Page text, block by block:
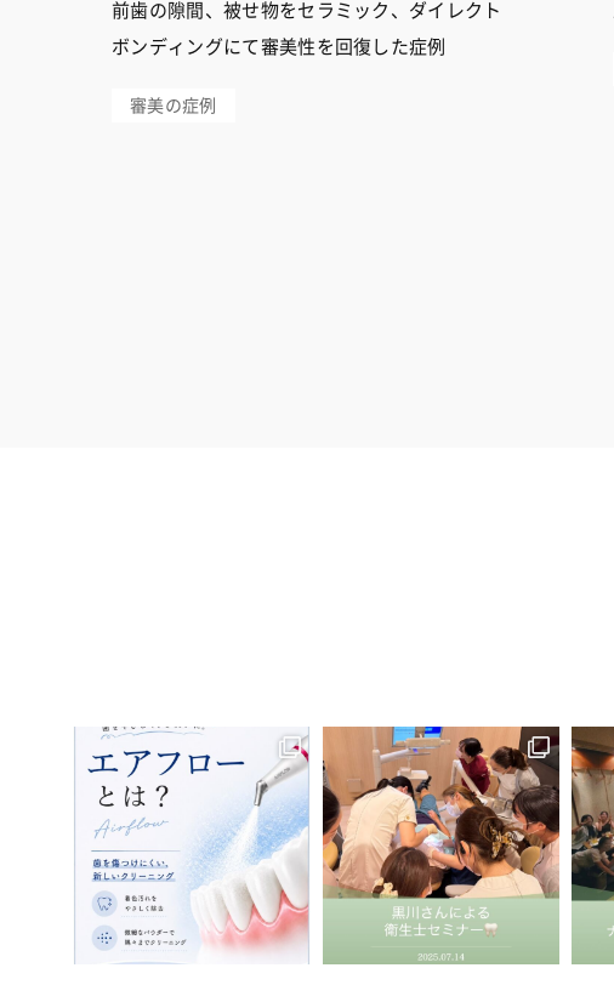
前歯の隙間、被せ物をセラミック、ダイレクト
ボンディングにて審美性を回復した症例
審美の症例